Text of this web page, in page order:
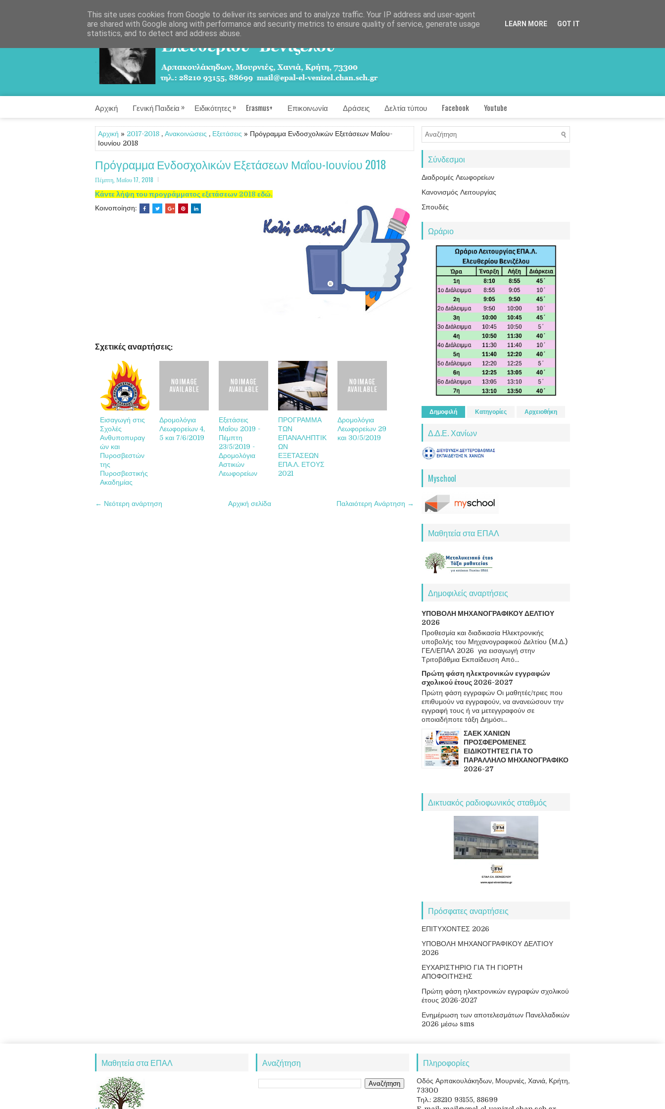
Αρχική Γενική Παιδεία » Ειδικότητες» Erasmus+ Επικοινωνία Δράσεις Δελτία τύπου Facebook Youtube
Αρχική » 2017-2018 , Ανακοινώσεις , Εξετάσεις » Πρόγραμμα Ενδοσχολικών Εξετάσεων Μαΐου-
Ιουνίου 2018
Πρόγραμμα Ενδοσχολικών Εξετάσεων Μαΐου-Ιουνίου 2018
Πέμπτη, Μαΐου 17, 2018
Κάντε λήψη του προγράμματος εξετάσεων 2018 εδώ.
Κοινοποίηση:
Σχετικές αναρτήσεις:
Εισαγωγή στις
Σχολές
Ανθυποπυραγ
ών και
Πυροσβεστών
της
Πυροσβεστικής
Ακαδημίας
Δρομολόγια
Λεωφορείων 4,
5 και 7/6/2019
Εξετάσεις
Μαΐου 2019 -
Πέμπτη
23/5/2019 -
Δρομολόγια
Αστικών
Λεωφορείων
ΠΡΟΓΡΑΜΜΑ
ΤΩΝ
ΕΠΑΝΑΛΗΠΤΙΚ
ΩΝ
ΕΞΕΤΑΣΕΩΝ
ΕΠΑ.Λ. ΕΤΟΥΣ
2021
Δρομολόγια
Λεωφορείων 29
και 30/5/2019
← Νεότερη ανάρτηση Παλαιότερη Ανάρτηση →
Αρχική σελίδα
Σύνδεσμοι
Διαδρομές Λεωφορείων
Κανονισμός Λειτουργίας
Σπουδές
Ωράριο
Δημοφιλή Κατηγορίες Αρχειοθήκη
Δ.Δ.Ε. Χανίων
Myschool
Μαθητεία στα ΕΠΑΛ
Δημοφιλείς αναρτήσεις
ΥΠΟΒΟΛΗ ΜΗΧΑΝΟΓΡΑΦΙΚΟΥ ΔΕΛΤΙΟΥ
2026
Προθεσμία και διαδικασία Ηλεκτρονικής
υποβολής του Μηχανογραφικού Δελτίου (Μ.Δ.)
ΓΕΛ/ΕΠΑΛ 2026 για εισαγωγή στην
Τριτοβάθμια Εκπαίδευση Από...
Πρώτη φάση ηλεκτρονικών εγγραφών
σχολικού έτους 2026-2027
Πρώτη φάση εγγραφών Οι μαθητές/τριες που
επιθυμούν να εγγραφούν, να ανανεώσουν την
εγγραφή τους ή να μετεγγραφούν σε
οποιαδήποτε τάξη Δημόσι...
ΣΑΕΚ ΧΑΝΙΩΝ
ΠΡΟΣΦΕΡΟΜΕΝΕΣ
ΕΙΔΙΚΟΤΗΤΕΣ ΓΙΑ ΤΟ
ΠΑΡΑΛΛΗΛΟ ΜΗΧΑΝΟΓΡΑΦΙΚΟ
2026-27
Δικτυακός ραδιοφωνικός σταθμός
Πρόσφατες αναρτήσεις
ΕΠΙΤΥΧΟΝΤΕΣ 2026
ΥΠΟΒΟΛΗ ΜΗΧΑΝΟΓΡΑΦΙΚΟΥ ΔΕΛΤΙΟΥ
2026
ΕΥΧΑΡΙΣΤΗΡΙΟ ΓΙΑ ΤΗ ΓΙΟΡΤΗ
ΑΠΟΦΟΙΤΗΣΗΣ
Πρώτη φάση ηλεκτρονικών εγγραφών σχολικού
έτους 2026-2027
Ενημέρωση των αποτελεσμάτων Πανελλαδικών
2026 μέσω sms
Μαθητεία στα ΕΠΑΛ Αναζήτηση Πληροφορίες
Οδός Αρπακουλάκηδων, Μουρνιές, Χανιά, Κρήτη,
73300
Τηλ.: 28210 93155, 88699
This site uses cookies from Google to deliver its services and to analyze traffic. Your IP address and user-agent
are shared with Google along with performance and security metrics to ensure quality of service, generate usage
statistics, and to detect and address abuse.
LEARN MORE GOT IT